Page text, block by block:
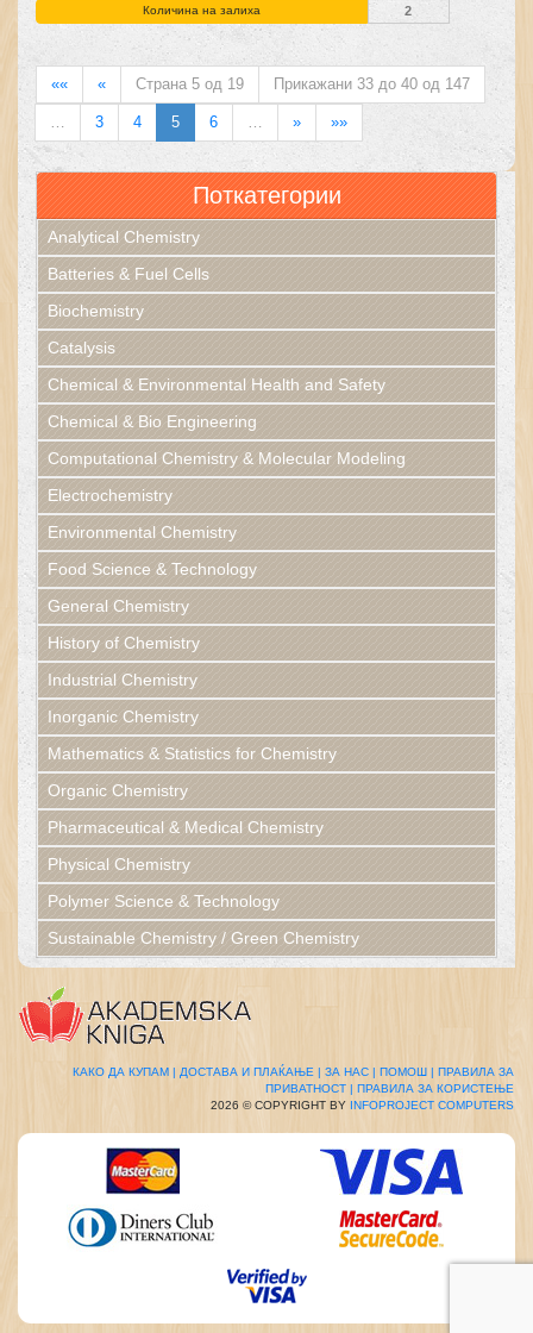
Количина на залиха 2
«« « Страна 5 од 19 Прикажани 33 до 40 од 147
… 3 4 5 6 … » »»
Поткатегории
Analytical Chemistry
Batteries & Fuel Cells
Biochemistry
Catalysis
Chemical & Environmental Health and Safety
Chemical & Bio Engineering
Computational Chemistry & Molecular Modeling
Electrochemistry
Environmental Chemistry
Food Science & Technology
General Chemistry
History of Chemistry
Industrial Chemistry
Inorganic Chemistry
Mathematics & Statistics for Chemistry
Organic Chemistry
Pharmaceutical & Medical Chemistry
Physical Chemistry
Polymer Science & Technology
Sustainable Chemistry / Green Chemistry
КАКО ДА КУПАМ | ДОСТАВА И ПЛАЌАЊЕ | ЗА НАС | ПОМОШ | ПРАВИЛА ЗА
ПРИВАТНОСТ | ПРАВИЛА ЗА КОРИСТЕЊЕ
2026 © COPYRIGHT BY INFOPROJECT COMPUTERS